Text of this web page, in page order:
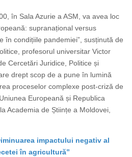
în Sala Azurie a ASM, va avea loc
supranațional versus
în condițiile pandemiei”, susținută de
profesorul universitar Victor
Cercetări Juridice, Politice și
drept scop de a pune în lumină
proceselor complexe post-criză de
Europeană și Republica
Academia de Științe a Moldovei,
impactului negativ al
în agricultură”